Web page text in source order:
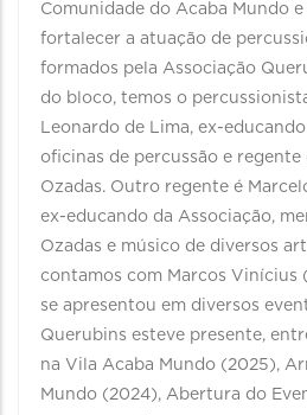
Comunidade do Acaba Mundo
fortalecer a atuação de
formados pela Associação
do bloco, temos o
Leonardo de Lima, ex-
oficinas de percussão e regente
Ozadas. Outro regente é
ex-educando da Associação,
Ozadas e músico de diversos
contamos com Marcos Vinícius
se apresentou em diversos
Querubins esteve presente,
na Vila Acaba Mundo (2025),
Mundo (2024), Abertura do